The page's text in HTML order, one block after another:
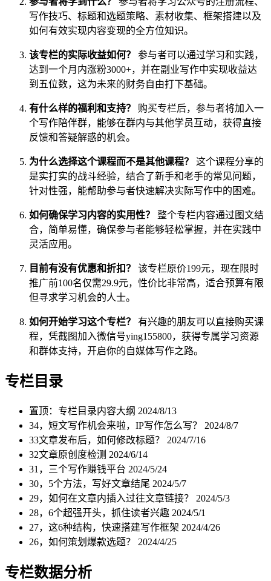
写作技巧、标题和选题策略、素材收集、框架搭建以及
如何有效实现内容变现的全方位知识。
该专栏的实际收益如何？
参与者可以通过学习和实践，
达到一个月内涨粉3000+，并在副业写作中实现收益达
到五位数，这为未来的财务自由打下基础。
有什么样的福利和支持？
购买专栏后，参与者将加入一
个写作陪伴群，能够在群内与其他学员互动，获得直接
反馈和答疑解惑的机会。
为什么选择这个课程而不是其他课程？
这个课程分享的
是实打实的战斗经验，结合了新手和老手的常见问题，
针对性强，能帮助参与者快速解决实际写作中的困难。
如何确保学习内容的实用性？
整个专栏内容通过图文结
合，简单易懂，确保参与者能够轻松掌握，并在实践中
灵活应用。
目前有没有优惠和折扣？
该专栏原价199元，现在限时
推广前100名仅需29.9元，性价比非常高，适合预算有限
但寻求学习机会的人士。
如何开始学习这个专栏？
有兴趣的朋友可以直接购买课
程，凭截图加入微信号ying155800，获得专属学习资源
和群体支持，开启你的自媒体写作之路。
专栏目录
置顶：专栏目录内容大纲 2024/8/13
34，短文写作机会来啦，IP写作怎么写？ 2024/8/7
33文章发布后，如何修改标题？ 2024/7/16
32文章原创度检测 2024/6/14
31，三个写作赚钱平台 2024/5/24
30，5个方法，写好文章结尾 2024/5/7
29，如何在文章内插入过往文章链接？ 2024/5/3
28，6个超强开头，抓住读者兴趣 2024/5/1
27，这6种结构，快速搭建写作框架 2024/4/26
26，如何策划爆款选题？ 2024/4/25
专栏数据分析